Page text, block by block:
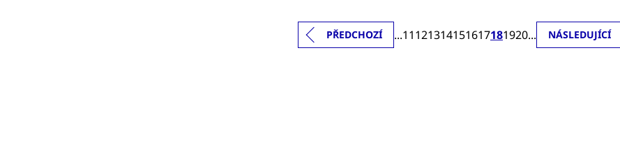
PŘEDCHOZÍ ...11121314151617181920... NÁSLEDUJÍCÍ